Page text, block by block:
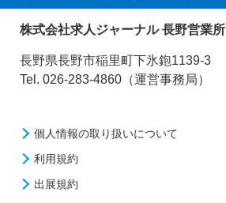
株式会社求人ジャーナル 長野営業所
長野県長野市稲里町下氷鉋1139-3
Tel. 026-283-4860（運営事務局）
個人情報の取り扱いについて
利用規約
出展規約